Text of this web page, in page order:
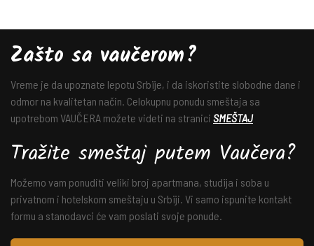
Zašto sa vaučerom?
Vreme je da upoznate lepotu Srbije, i da iskoristite slobodne dane i
odmor na kvalitetan način. Celokupnu ponudu smeštaja sa
upotrebom VAUČERA možete videti na stranici SMEŠTAJ
Tražite smeštaj putem Vaučera?
Možemo vam ponuditi veliki broj apartmana, studija i soba u
privatnom i hotelskom smeštaju u Srbiji. Vi samo ispunite kontakt
formu a stanodavci će vam poslati svoje ponude.